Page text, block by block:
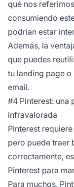
qué nos
consumiendo
podrían estar
Además, la
que puedes
tu landing page
email.
#4 Pinterest: una
infravalorada
Pinterest
pero puede traer
correctamente,
Pinterest para
Para muchos,